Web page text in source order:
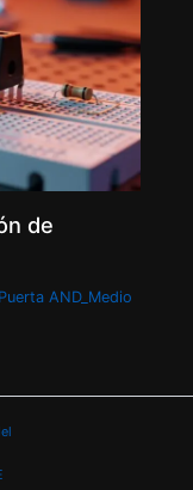
de
Puerta AND_Medio